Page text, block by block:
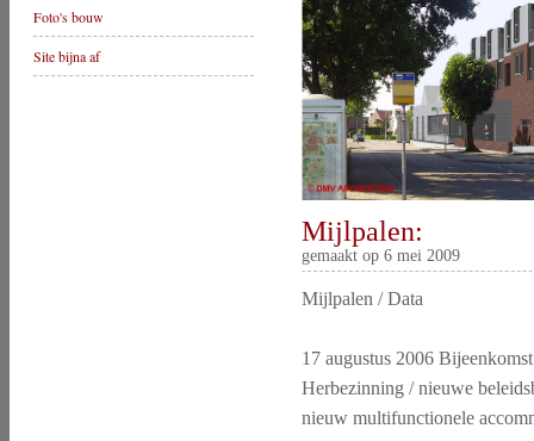
Foto's bouw
Site bijna af
Mijlpalen:
gemaakt op 6 mei 2009
Mijlpalen / Data
17 augustus 2006
Herbezinning / nieuwe
nieuw multifunctionele